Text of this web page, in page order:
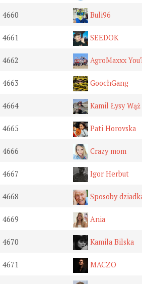
4660 Buli96
4661 SEEDOK
4662 AgroMaxxx
4663 GoochGang
4664 Kamil Łysy
4665 Pati Horovska
4666 Crazy mom
4667 Igor Herbut
4668 Sposoby
4669 Ania
4670 Kamila Bilska
4671 MACZO